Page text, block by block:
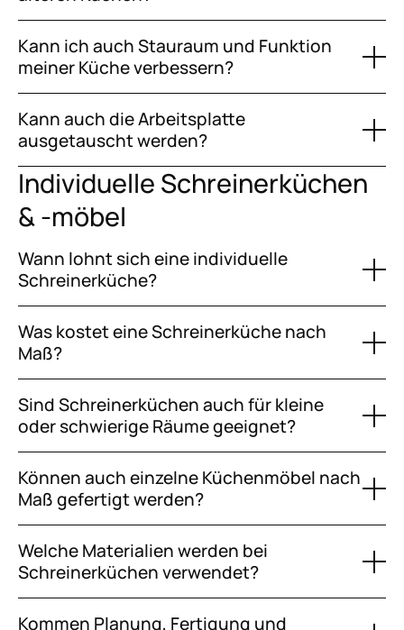
Kann ich auch Stauraum und Funktion
meiner Küche verbessern?
Kann auch die Arbeitsplatte
ausgetauscht werden?
Individuelle Schreinerküchen
& -möbel
Wann lohnt sich eine individuelle
Schreinerküche?
Was kostet eine Schreinerküche nach
Maß?
Sind Schreinerküchen auch für kleine
oder schwierige Räume geeignet?
Können auch einzelne Küchenmöbel nach
Maß gefertigt werden?
Welche Materialien werden bei
Schreinerküchen verwendet?
Kommen Planung, Fertigung und